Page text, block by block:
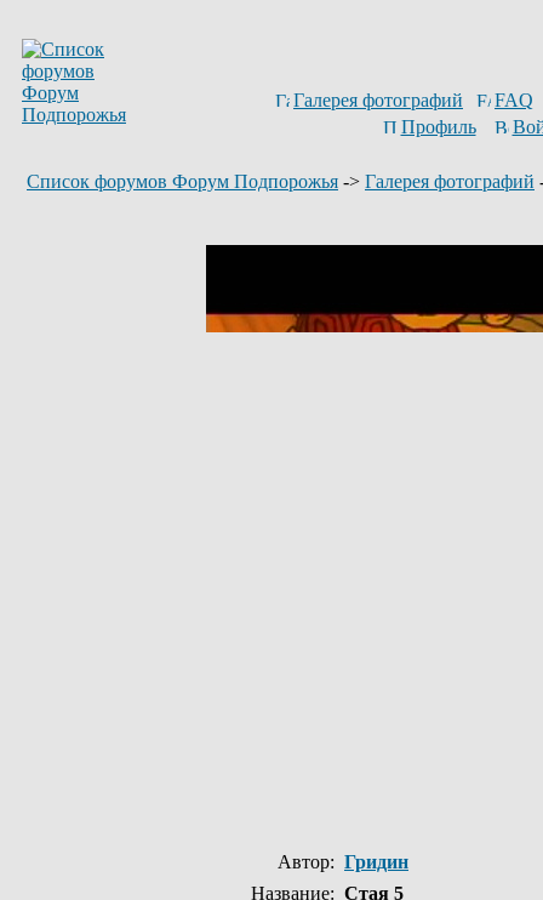
Галерея фотографий
FAQ
Профиль
Список форумов Форум Подпорожья -> Галерея фотографий
Автор: Гридин
Название: Стая 5